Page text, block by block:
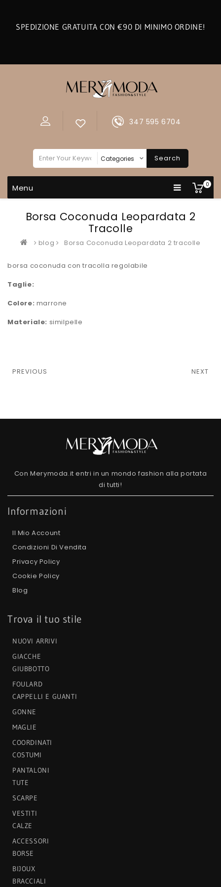
SPEDIZIONE GRATUITA CON €90 DI MINIMO ORDINE!
0
347 595 6704
Search
Menu
Borsa Coconuda Leopardata 2
Tracolle
blog Borsa Coconuda Leopardata 2 tracolle
borsa coconuda con tracolla regolabile
Taglie:
Colore: marrone
Materiale: similpelle
Navigazione
PREVIOUS
NEXT
Con Merymoda.it entri in un mondo fashion alla portata
di tutti!
Informazioni
Il Mio Account
Condizioni Di Vendita
Privacy Policy
Cookie Policy
Blog
Trova il tuo stile
NUOVI ARRIVI
GIACCHE
GIUBBOTTO
FOULARD
CAPPELLI E GUANTI
GONNE
MAGLIE
COORDINATI
COSTUMI
PANTALONI
TUTE
SCARPE
VESTITI
CALZE
ACCESSORI
BORSE
BIJOUX
BRACCIALI